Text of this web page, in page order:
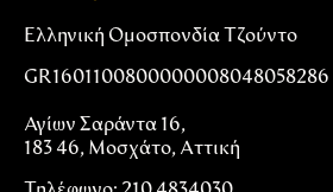
Ελληνική Ομοσπονδία Τζούντο
GR1601100800000008048058286
Αγίων Σαράντα 16,
183 46, Μοσχάτο, Αττική